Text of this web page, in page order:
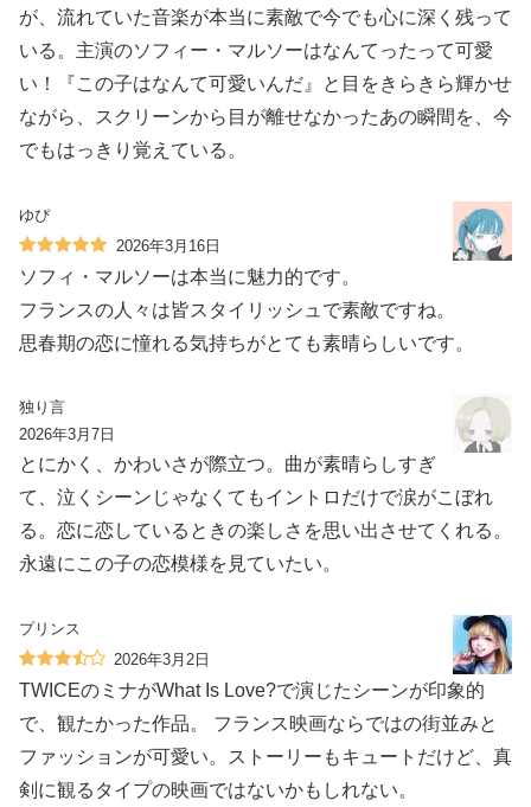
が、流れていた音楽が本当に素敵で今でも心に深く残って
いる。主演のソフィー・マルソーはなんてったって可愛
い！『この子はなんて可愛いんだ』と目をきらきら輝かせ
ながら、スクリーンから目が離せなかったあの瞬間を、今
でもはっきり覚えている。
ゆぴ
2026年3月16日
ソフィ・マルソーは本当に魅力的です。
フランスの人々は皆スタイリッシュで素敵ですね。
思春期の恋に憧れる気持ちがとても素晴らしいです。
独り言
2026年3月7日
とにかく、かわいさが際立つ。曲が素晴らしすぎ
て、泣くシーンじゃなくてもイントロだけで涙がこぼれ
る。恋に恋しているときの楽しさを思い出させてくれる。
永遠にこの子の恋模様を見ていたい。
プリンス
2026年3月2日
TWICEのミナがWhat Is Love?で演じたシーンが印象的
で、観たかった作品。 フランス映画ならではの街並みと
ファッションが可愛い。ストーリーもキュートだけど、真
剣に観るタイプの映画ではないかもしれない。